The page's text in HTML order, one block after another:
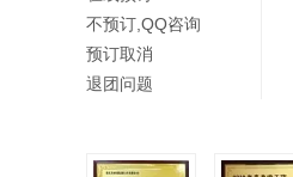
不预订,QQ咨询
预订取消
退团问题